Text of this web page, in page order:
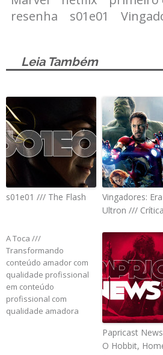
resenha
s01e01
Leia Também
s01e01 /// The Flash
Vingadores:
Ultron /// Crítica
A Toca ///
Transformando
conteúdo amador com
qualidade profissional
em conteúdo
profissional com
qualidade amadora
Papricast
O Hobbit,